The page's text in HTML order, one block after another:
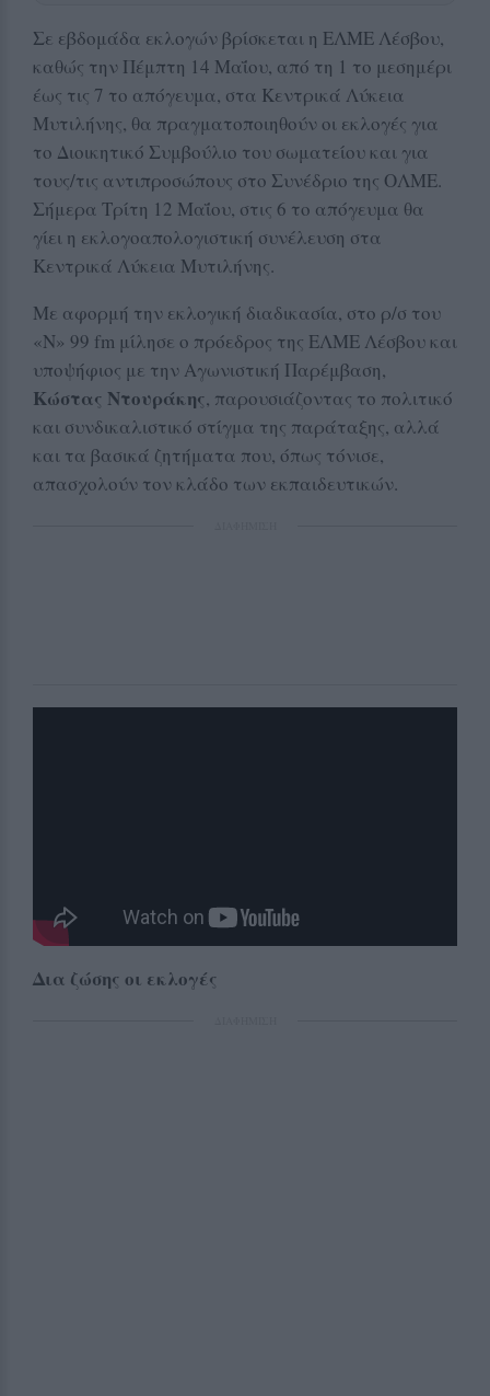
Σε εβδομάδα εκλογών βρίσκεται η ΕΛΜΕ Λέσβου,
καθώς την Πέμπτη 14 Μαΐου, από τη 1 το μεσημέρι
έως τις 7 το απόγευμα, στα Κεντρικά Λύκεια
Μυτιλήνης, θα πραγματοποιηθούν οι εκλογές για
το Διοικητικό Συμβούλιο του σωματείου και για
τους/τις αντιπροσώπους στο Συνέδριο της ΟΛΜΕ.
Σήμερα Τρίτη 12 Μαΐου, στις 6 το απόγευμα θα
γίει η εκλογοαπολογιστική συνέλευση στα
Κεντρικά Λύκεια Μυτιλήνης.
Με αφορμή την εκλογική διαδικασία, στο ρ/σ του
«Ν» 99 fm μίλησε ο πρόεδρος της ΕΛΜΕ Λέσβου και
υποψήφιος με την Αγωνιστική Παρέμβαση,
Κώστας Ντουράκης, παρουσιάζοντας το πολιτικό
και συνδικαλιστικό στίγμα της παράταξης, αλλά
και τα βασικά ζητήματα που, όπως τόνισε,
απασχολούν τον κλάδο των εκπαιδευτικών.
Δια ζώσης οι εκλογές